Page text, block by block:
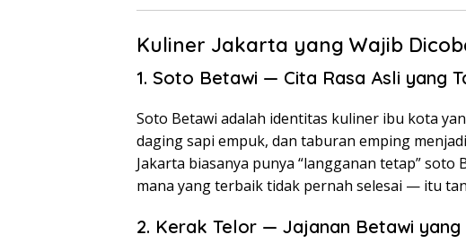
Kuliner Jakarta yang Wajib
1. Soto Betawi — Cita Rasa Asli yang
Soto Betawi adalah identitas kuliner ibu kota
daging sapi empuk, dan taburan emping
Jakarta biasanya punya “langganan tetap”
mana yang terbaik tidak pernah selesai — itu
2. Kerak Telor — Jajanan Betawi yang